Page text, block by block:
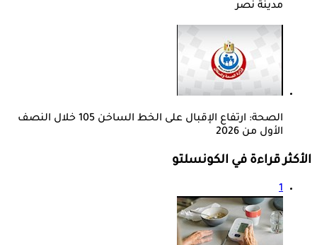
مدينة نصر
الصحة: ارتفاع الإقبال على الخط الساخن 105 خلال النصف
الأول من 2026
الأكثر قراءة في الكونسلتو
1